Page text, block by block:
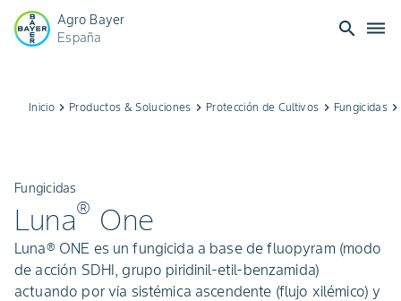
Agro Bayer
España
search dehaze
Inicio keyboard_arrow_right Productos & Soluciones keyboard_arrow_right Protección de Cultivos keyboard_arrow_right Fungicidas
Fungicidas
Luna® One
Luna® ONE es un fungicida a base de fluopyram (modo
de acción SDHI, grupo piridinil-etil-benzamida)
actuando por vía sistémica ascendente (flujo xilémico) y